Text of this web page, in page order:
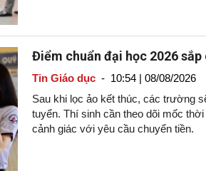
Điểm chuẩn đại học 2026
Tin Giáo dục- 10:54 | 08/08/2026
Sau khi lọc ảo kết thúc, các trường
tuyển. Thí sinh cần theo dõi mốc
cảnh giác với yêu cầu chuyển tiền.